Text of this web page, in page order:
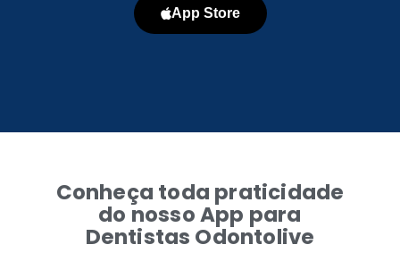
App Store
Conheça toda praticidade
do nosso App para
Dentistas Odontolive